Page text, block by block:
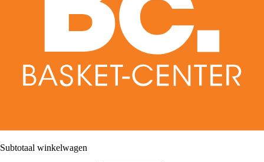
Subtotaal winkelwagen